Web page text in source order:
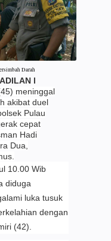
Darah
l
meninggal
akibat duel
Pulau
cepat
Hadi
Dua,
10.00 Wib
diduga
luka tusuk
dengan
(42).